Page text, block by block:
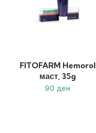
FITOFARM Hemorol
маст, 35g
ден